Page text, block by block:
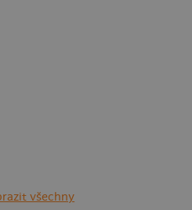
všechny